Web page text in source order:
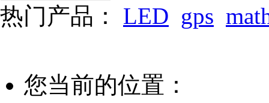
热门产品： LED gps
您当前的位置：